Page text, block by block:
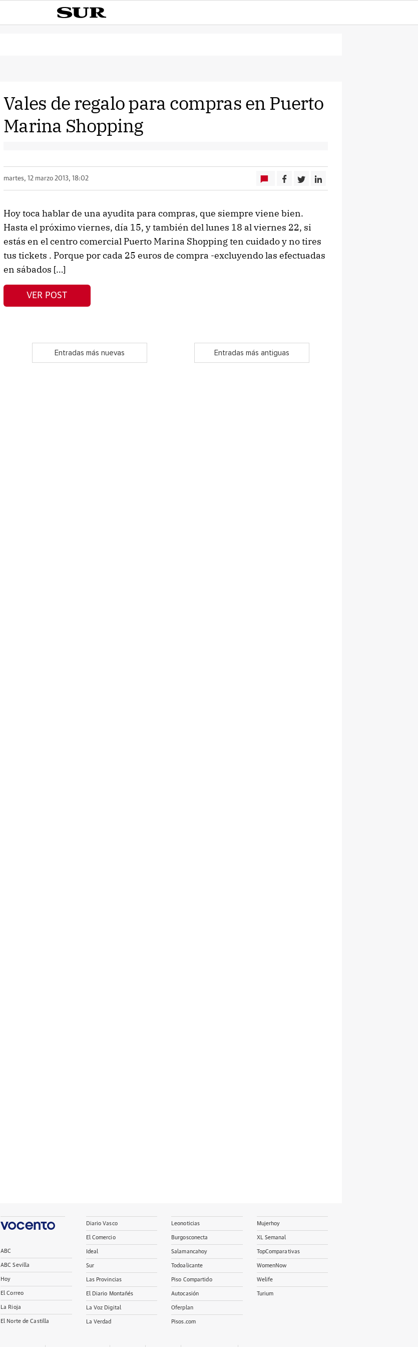
Vales de regalo para compras en Puerto
Marina Shopping
martes, 12 marzo 2013, 18:02
Hoy toca hablar de una ayudita para compras, que siempre viene bien.
Hasta el próximo viernes, día 15, y también del lunes 18 al viernes 22, si
estás en el centro comercial Puerto Marina Shopping ten cuidado y no tires
tus tickets . Porque por cada 25 euros de compra -excluyendo las efectuadas
en sábados […]
VER POST
Entradas más nuevas Entradas más antiguas
ABC
ABC Sevilla
Hoy
El Correo
La Rioja
El Norte de Castilla
Diario Vasco
El Comercio
Ideal
Sur
Las Provincias
El Diario Montañés
La Voz Digital
La Verdad
Leonoticias
Burgosconecta
Salamancahoy
Todoalicante
Piso Compartido
Autocasión
Oferplan
Pisos.com
Mujerhoy
XL Semanal
TopComparativas
WomenNow
Welife
Turium